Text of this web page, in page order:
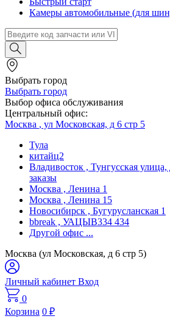
Камеры автомобильные (для
Выбрать город
Выбрать город
Выбор офиса обслуживания
Центральный офис:
Москва , ул Московская, д 6 стр 5
Тула
китайц2
Владивосток , Тунгусская
заказы
Москва , Ленина 1
Москва , Ленина 15
Новосибирск , Бугурусланская 1
bbreak , УАЦЫВ334 434
Другой офис ...
Москва (ул Московская, д 6 стр 5)
Личный кабинет Вход
0
Корзина 0 ₽